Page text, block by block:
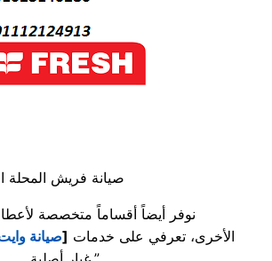
صيانة فريش المحلة
نوفر أيضاً أقساماً متخصصة
الأخرى، تعرفي على خدمات [صيانة